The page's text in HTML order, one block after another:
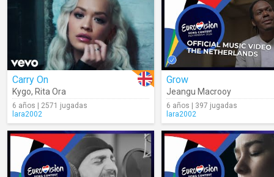
Carry On
Kygo, Rita Ora
6 años | 2571 jugadas
lara2002
Grow
Jeangu Macrooy
6 años | 397 jugadas
lara2002